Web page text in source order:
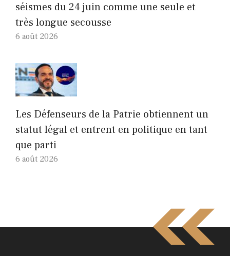
séismes du 24 juin comme une seule et
très longue secousse
6 août 2026
Les Défenseurs de la Patrie obtiennent un
statut légal et entrent en politique en tant
que parti
6 août 2026